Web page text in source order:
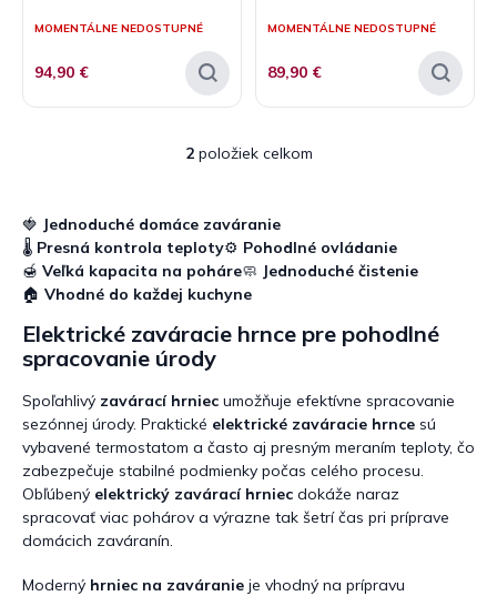
t
v
MOMENTÁLNE NEDOSTUPNÉ
94,90 €
MOMENTÁLNE NEDOSTUPNÉ
89,90 €
O
á
d
a
c
e
v
k
y
v
ý
p
i
2položiek celkom
🍓 Jednoduché domáce zaváranie
🌡️ Presná kontrola teploty⚙️ Pohodlné ovládanie
🍯 Veľká kapacita na poháre🧼 Jednoduché čistenie
🏠 Vhodné do každej kuchyne
Elektrické zaváracie hrnce pre pohodlné
spracovanie úrody
Spoľahlivý zavárací hrniec umožňuje efektívne spracovanie
sezónnej úrody. Praktické elektrické zaváracie hrnce sú
vybavené termostatom a často aj presným meraním teploty, čo
zabezpečuje stabilné podmienky počas celého procesu.
Obľúbený elektrický zavárací hrniec dokáže naraz
spracovať viac pohárov a výrazne tak šetrí čas pri príprave
domácich zaváranín.
Moderný hrniec na zaváranie je vhodný na prípravu